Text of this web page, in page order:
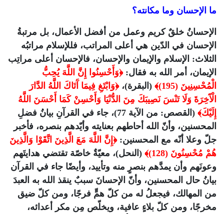
ما الإحسان وما مكانته؟
الإحسانُ خلقٌ كريم وعمل من أفضل الأعمال، بل مرتبةُ
الإحسان في الدّين هي أعلى المراتب، فللإسلام مراتبُه
الثلاث: الإسلام والإيمان والإحسان، فالإحسان أعلى مراتِب
الإيمان، أمر الله به فقال:﴿وَأَحْسِنُوا إِنَّ اللَّهَ يُحِبُّ
الْمُحْسِنِينَ (195)﴾
(البقرة)،﴿وَابْتَغِ فِيمَا آَتَاكَ اللَّهُ الدَّارَ
الْآَخِرَةَ وَلَا تَنْسَ نَصِيبَكَ مِنَ الدُّنْيَا وَأَحْسِنْ كَمَا أَحْسَنَ اللَّهُ
إِلَيْكَ﴾
(القصص: من الآية 77)، جاء في القرآنِ بيانُ فضلِ
المحسنين، وأنّ الله أحاطهم بعنايته وأيّدهم بنصره، فأخبر
جلّ وعلا أنّه مع المحسنين:﴿إِنَّ اللَّهَ مَعَ الَّذِينَ اتَّقَوْا وَالَّذِينَ
هُمْ مُحْسِنُونَ (128)﴾
(النحل)، معيّةٌ خاصّة تقتضي هدايتَهم
وعونَهم وأن يمدَّهم بنصرٍ منه وتأييد، وأيضًا جاء في القرآن
بيانُ حال المحسنين، وأنّ الإحسانَ سببٌ ينقذ الله به العبدَ
من المهالك، فيجعلُ له من كلّ همٍّ فرجًا، ومن كلّ ضيق
مخرجًا، ومن كلّ بلاءٍ عافية، ويخلّص مِن مكر أعدائه،